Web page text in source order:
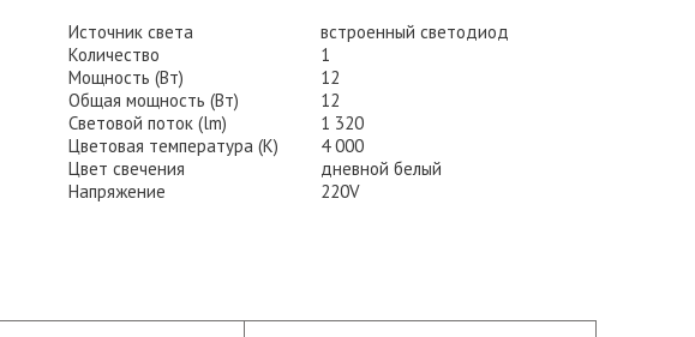
Источник света
встроенный светодиод
Количество
1
Мощность (Вт)
12
Общая мощность (Вт)
12
Световой поток (lm)
1 320
Цветовая температура (K)
4 000
Цвет свечения
дневной белый
Напряжение
220V